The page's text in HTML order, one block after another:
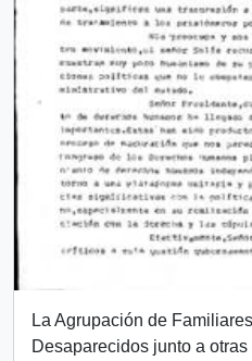
La Agrupación de
Desaparecidos junto a